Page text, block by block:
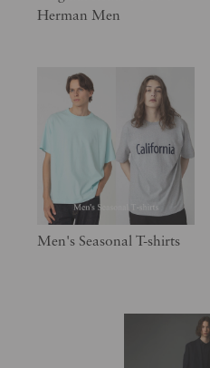
Herman Men
Men's Seasonal T-shirts